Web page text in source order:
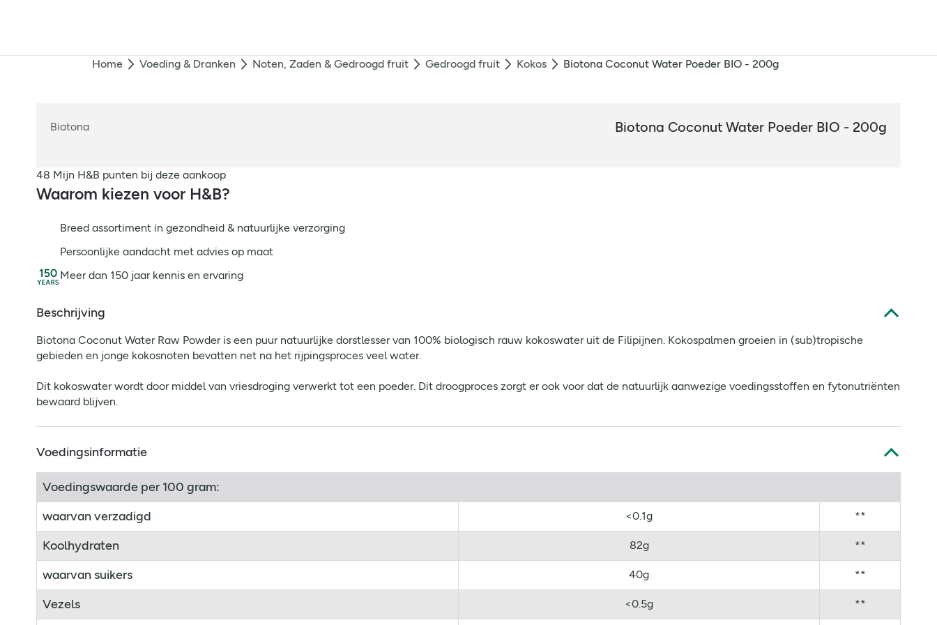
Home Voeding & Dranken Noten, Zaden & Gedroogd fruit Gedroogd fruit Kokos Biotona Coconut Water Poeder BIO - 200g
Biotona Biotona Coconut Water Poeder BIO - 200g
48 Mijn H&B punten bij deze aankoop
Waarom kiezen voor H&B?
Breed assortiment in gezondheid & natuurlijke verzorging
Persoonlijke aandacht met advies op maat
Meer dan 150 jaar kennis en ervaring
Beschrijving
Biotona Coconut Water Raw Powder is een puur natuurlijke dorstlesser van 100% biologisch rauw kokoswater uit de Filipijnen. Kokospalmen groeien in (sub)tropische
gebieden en jonge kokosnoten bevatten net na het rijpingsproces veel water.
Dit kokoswater wordt door middel van vriesdroging verwerkt tot een poeder. Dit droogproces zorgt er ook voor dat de natuurlijk aanwezige voedingsstoffen en fytonutriënten
bewaard blijven.
Voedingsinformatie
Voedingswaarde per 100 gram:
waarvan verzadigd
<0.1g **
Koolhydraten 82g **
waarvan suikers 40g **
Vezels <0.5g **